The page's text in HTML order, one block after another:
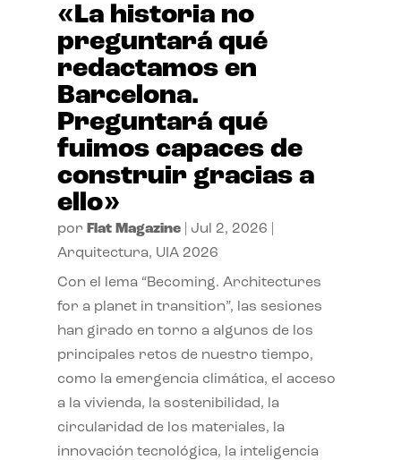
«La historia no
preguntará qué
redactamos en
Barcelona.
Preguntará qué
fuimos capaces de
construir gracias a
ello»
por Flat Magazine| Jul 2, 2026
Arquitectura, UIA 2026
Con el lema “Becoming. Architectures
for a planet in transition”, las sesiones
han girado en torno a algunos de los
principales retos de nuestro tiempo,
como la emergencia climática, el acceso
a la vivienda, la sostenibilidad, la
circularidad de los materiales, la
innovación tecnológica, la inteligencia